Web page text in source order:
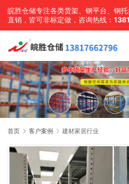
皖胜仓储专注各类货架、钢平台、钢
直销，皆可非标定做，咨询热线：
首页 客户案例 建材家居行业